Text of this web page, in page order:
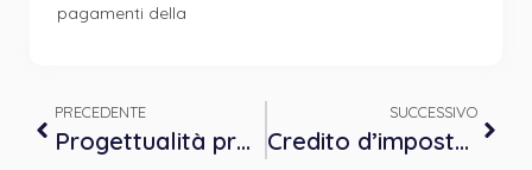
pagamenti della
PRECEDENTE
Progettualità professionale per psicologhe e psicologi: le azioni del piano Colao
SUCCESSIVO
Credito d’imposta del 30% sulle commissioni per i pagamenti effettuati a partire dal 1° luglio mediante strumenti elettronici